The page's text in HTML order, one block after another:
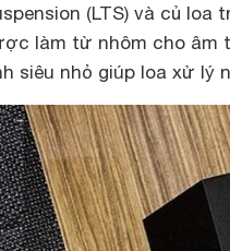
(LTS) và củ loa
làm từ nhôm cho âm
siêu nhỏ giúp loa xử lý